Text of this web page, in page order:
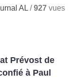
AL /927 vues
Prévost de
à Paul